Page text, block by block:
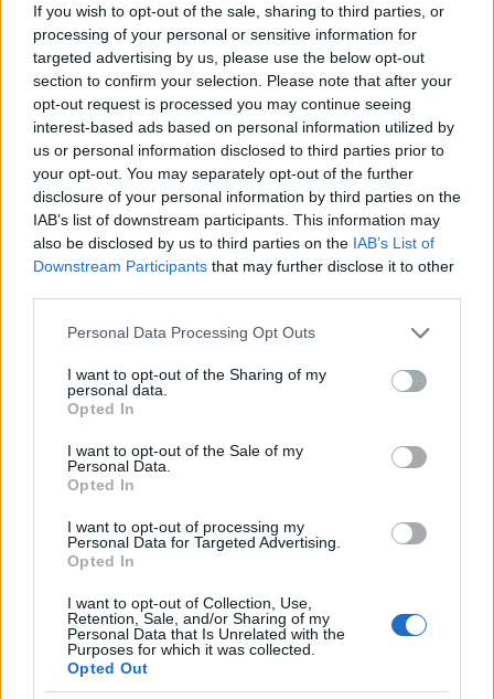
If you wish to opt-out of the sale, sharing to third parties, or
processing of your personal or sensitive information for
targeted advertising by us, please use the below opt-out
section to confirm your selection. Please note that after your
opt-out request is processed you may continue seeing
interest-based ads based on personal information utilized by
us or personal information disclosed to third parties prior to
your opt-out. You may separately opt-out of the further
disclosure of your personal information by third parties on the
IAB’s list of downstream participants. This information may
also be disclosed by us to third parties on the IAB’s List of
Downstream Participants that may further disclose it to other
Please note that this website/app uses one or more Google
not limited to your visit or usage behaviour. You may click to
grant or deny consent to Google and its third-party tags to
use your data for below specified purposes in below Google
consent section.
Personal Data Processing Opt Outs
I want to opt-out of the Sharing of my
personal data.
Opted In
I want to opt-out of the Sale of my
Personal Data.
Opted In
I want to opt-out of processing my
Personal Data for Targeted Advertising.
Opted In
I want to opt-out of Collection, Use,
Retention, Sale, and/or Sharing of my
Personal Data that Is Unrelated with the
Purposes for which it was collected.
Opted Out
A főzőverseny nem a kezdetektől, „csupán” tíz éve része a
tizennégy éves múltra visszatekintő falunapnak.
Felvidékiek találkoznak Bonyhádon
2019.06.13